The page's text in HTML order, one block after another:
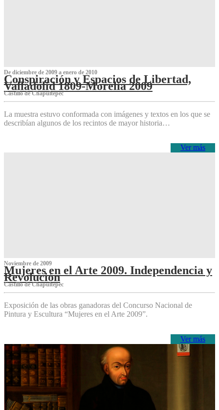
De diciembre de 2009 a enero de 2010
Conspiración y Espacios de Libertad,
Valladolid 1809-Morelia 2009
Castillo de Chapultepec
La muestra estuvo conformada con imágenes y textos en los que se
describían algunos de los recintos de mayor historia…
Ver más
Noviembre de 2009
Mujeres en el Arte 2009. Independencia y
Revolución
Castillo de Chapultepec
Exposición de las obras ganadoras del Concurso Nacional de
Pintura y Escultura “Mujeres en el Arte 2009”.
Ver más